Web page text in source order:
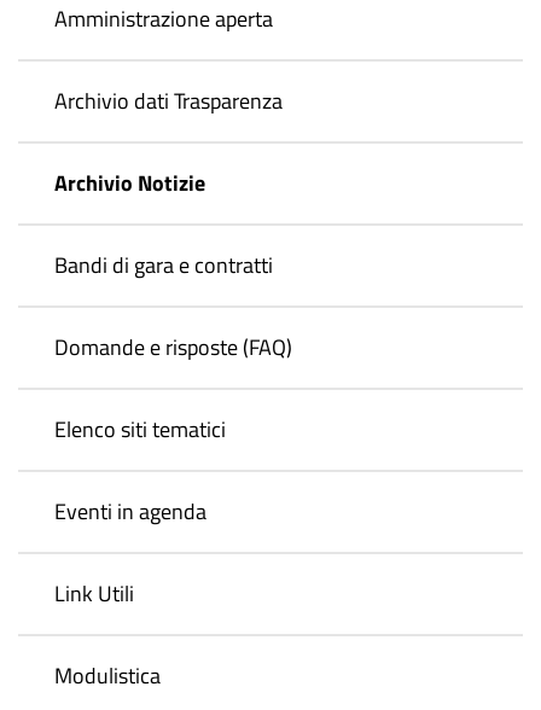
Amministrazione aperta
Archivio dati Trasparenza
Archivio Notizie
Bandi di gara e contratti
Domande e risposte (FAQ)
Elenco siti tematici
Eventi in agenda
Link Utili
Modulistica